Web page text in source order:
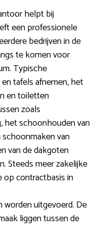
helpt bij
een professionele
bedrijven in de
te komen voor
Typische
tafels afnemen, het
en toiletten
zoals
het schoonhouden van
van
van de dakgoten
Steeds meer zakelijke
op contractbasis in
uitgevoerd. De
liggen tussen de